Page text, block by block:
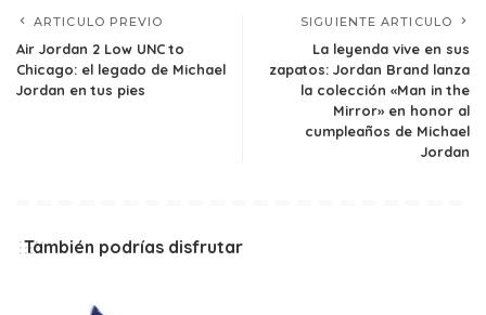
ARTICULO PREVIO
Air Jordan 2 Low UNC to
Chicago: el legado de Michael
Jordan en tus pies
SIGUIENTE ARTICULO
La leyenda vive en sus
zapatos: Jordan Brand lanza
la colección «Man in the
Mirror» en honor al
cumpleaños de Michael
Jordan
También podrías disfrutar